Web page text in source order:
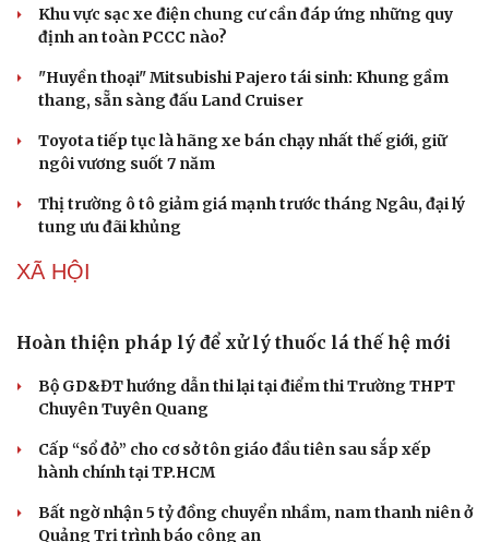
Mitsubishi Destinator giảm giá gần 80 triệu
đồng, quyết đấu CX-5 và Tucson
định an toàn PCCC nào?
thang, sẵn sàng đấu Land Cruiser
Toyota tiếp tục là hãng xe bán chạy nhất thế giới, giữ
ngôi vương suốt 7 năm
Thị trường ô tô giảm giá mạnh trước tháng Ngâu, đại lý
tung ưu đãi khủng
XÃ HỘI